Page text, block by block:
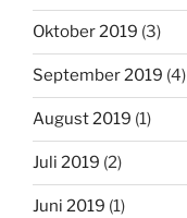
Oktober 2019 (3)
September 2019 (4)
August 2019 (1)
Juli 2019 (2)
Juni 2019 (1)